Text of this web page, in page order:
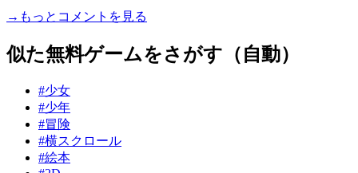
→もっとコメントを見る
似た無料ゲームをさがす（自動）
#少女
#少年
#冒険
#横スクロール
#絵本